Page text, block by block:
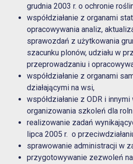
grudnia 2003 r. o ochronie
współdziałanie z organami
opracowywania analiz,
sprawozdań z użytkowania
szacunku plonów, udziału w
przeprowadzaniu i
współdziałanie z organami
działającymi na wsi,
współdziałanie z ODR i
organizowania szkoleń dla
realizowanie zadań
lipca 2005 r. o
sprawowanie administracji w
przygotowywanie zezwoleń